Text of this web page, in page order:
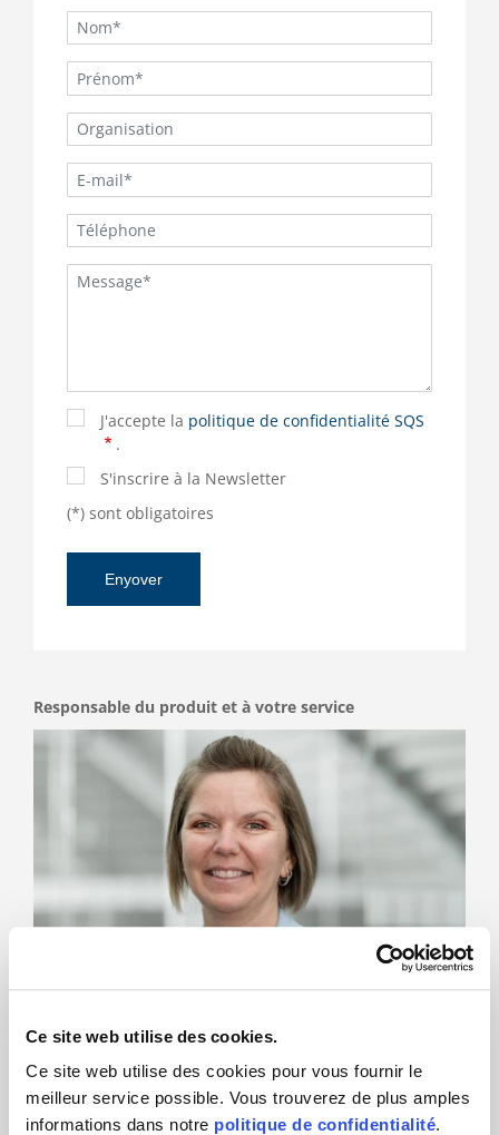
Ce site web utilise des cookies.
Ce site web utilise des cookies pour vous fournir le
meilleur service possible. Vous trouverez de plus amples
informations dans notre politique de confidentialité.
J'accepte la politique de confidentialité SQS
.
S'inscrire à la Newsletter
(*) sont obligatoires
Responsable du produit et à votre service
Christine Haefeli